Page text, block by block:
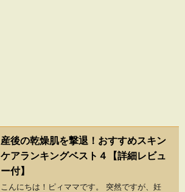
産後の乾燥肌を撃退！おすすめスキン
ケアランキングベスト４【詳細レビュ
ー付】
こんにちは！ピィママです。 突然ですが、妊